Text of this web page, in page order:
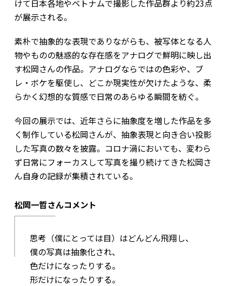
けて日本各地やベトナムで撮影した作品群より約23点
が展示される。
素朴で抽象的な表現でありながらも、被写体となる人
物やものの魅惑的な存在感をアナログで鮮明に映し出
す松岡さんの作品。アナログならではの色彩や、ブ
レ・ボケを駆使し、どこか現実性が欠けたような、柔
らかく幻想的な質感で日常のあらゆる瞬間を紡ぐ。
今回の展示では、近年さらに抽象度を増した作品を多
く制作している松岡さんが、抽象表現と向き合い投影
した写真の数々を披露。コロナ渦においても、変わら
ず日常にフォーカスして写真を撮り続けてきた松岡さ
ん自身の記録が集積されている。
松岡一哲さんコメント
思考（僕にとっては目）はどんどん飛翔し、
僕の写真は抽象化され、
色だけになったりする。
形だけになったりする。